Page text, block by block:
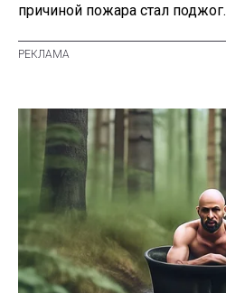
причиной пожара стал поджог.